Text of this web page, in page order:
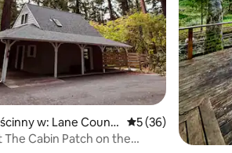
w: Lane Count
Średnia ocena: 5
5 (36)
Cabin Patch on the